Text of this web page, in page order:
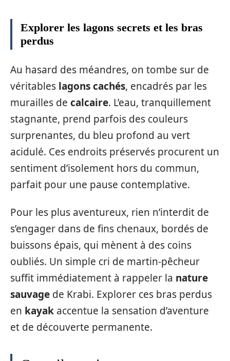
Explorer les lagons secrets et les bras
perdus
Au hasard des méandres, on tombe sur de
véritables lagons cachés, encadrés par les
murailles de calcaire. L’eau, tranquillement
stagnante, prend parfois des couleurs
surprenantes, du bleu profond au vert
acidulé. Ces endroits préservés procurent un
sentiment d’isolement hors du commun,
parfait pour une pause contemplative.
Pour les plus aventureux, rien n’interdit de
s’engager dans de fins chenaux, bordés de
buissons épais, qui mènent à des coins
oubliés. Un simple cri de martin-pêcheur
suffit immédiatement à rappeler la nature
sauvage de Krabi. Explorer ces bras perdus
en kayak accentue la sensation d’aventure
et de découverte permanente.